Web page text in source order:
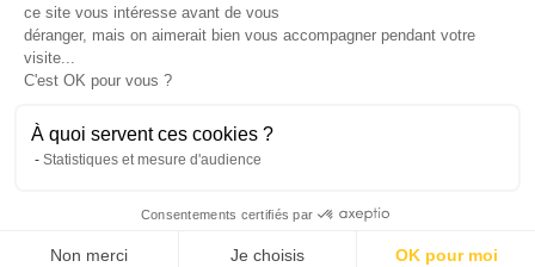
FAQ
Livraisons
« L’abus d’alcool est dangereux pour la santé, à consommer avec
modération. La vente d’alcool est strictement interdite aux mineurs.
ce site vous intéresse avant de vous
déranger, mais on aimerait bien vous accompagner pendant votre
visite...
C'est OK pour vous ?
À quoi servent ces cookies ?
Statistiques et mesure d'audience
Consentements certifiés par
Non merci Je choisis OK pour moi